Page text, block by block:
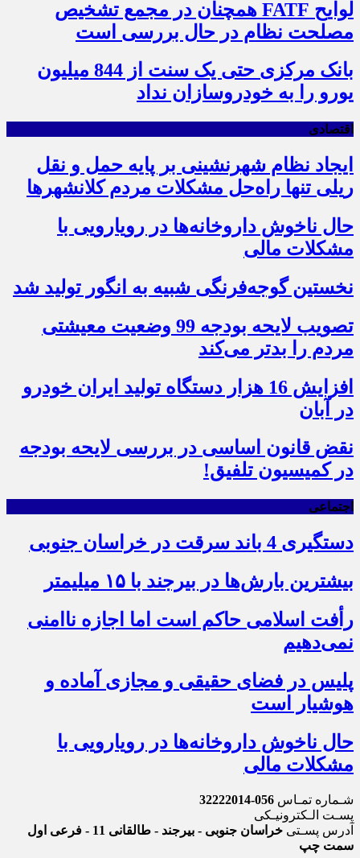
لوایح FATF همچنان در مجمع تشخیص
مصلحت نظام در حال بررسی است
بانک مرکزی حتی یک سنت از 844 میلیون
یورو را به خودروسازان نداد
اقتصادی
ایجاد نظام شهرنشینی بر پایه حمل و نقل
ریلی تنها راه‌حل مشکلات مردم کلانشهرها
حال ناخوش داروخانه‌ها در رویارویی با
مشکلات مالی
نخستین گوجه‌فرنگی شبیه به انگور تولید شد
تصویب لایحه بودجه 99 وضعیت معیشتی
مردم را بدتر می‌کند
افزایش 16 هزار دستگاه تولید ایران خودرو
در آبان
نقض قانون اساسی در بررسی لایحه بودجه
در کمیسیون تلفیق!
اجتماعی
دستگیری 4 باند سرقت در خراسان جنوبی
بیشترین بارش‌ها در بیرجند با ۱۵ میلیمتر
رأفت اسلامی حاکم است اما اجازه ناامنی
نمی‌دهیم
پلیس در فضای حقیقی و مجازی آماده و
هوشیار است
حال ناخوش داروخانه‌ها در رویارویی با
مشکلات مالی
شـماره تمـاس 056-32222014
پسـت الـکترونیـکی
آدرس پسـتی
خراسان جنوبی - بیرجند - طالقانی 11 - فرعی اول
سمت چپ